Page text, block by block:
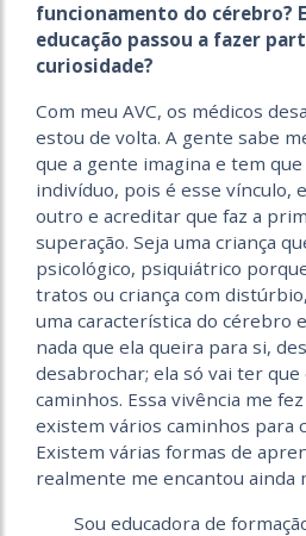
funcionamento do cérebro?
educação passou a fazer
curiosidade?
Com meu AVC, os médicos
estou de volta. A gente sabe
que a gente imagina e tem
indivíduo, pois é esse vínculo,
outro e acreditar que faz a
superação. Seja uma criança
psicológico, psiquiátrico
tratos ou criança com
uma característica do cérebro
nada que ela queira para si,
desabrochar; ela só vai ter
caminhos. Essa vivência me
existem vários caminhos para
Existem várias formas de
realmente me encantou ainda
Sou educadora de